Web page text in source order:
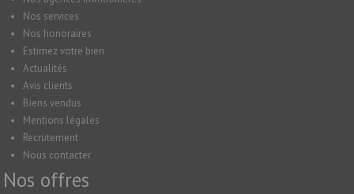
Nos services
Nos honoraires
Estimez votre bien
Actualités
Avis clients
Biens vendus
Mentions légales
Recrutement
Nous contacter
Nos offres